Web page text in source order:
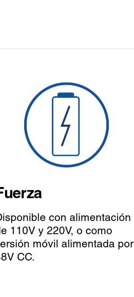
con alimentación
110V y 220V, o como
móvil alimentada por
CC.